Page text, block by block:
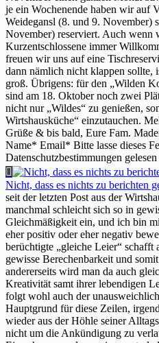
je ein Wochenende haben wir auf
Weidegansl (8. und 9. November)
November) reserviert. Auch wenn
Kurzentschlossene immer
freuen wir uns auf eine
dann nämlich nicht klappen sollte,
groß. Übrigens: für den „Wilden
sind am 18. Oktober noch zwei
nicht nur „Wildes“ zu genießen,
Wirtshausküche“ einzutauchen.
Grüße & bis bald, Eure Fam.
Name* Email* Bitte lasse dieses
Datenschutzbestimmungen
Nicht, dass es nichts zu berichten
seit der letzten Post aus der
manchmal schleicht sich so in
Gleichmäßigkeit ein, und ich bin
eher positiv oder eher negativ
berüchtigte „gleiche Leier“
gewisse Berechenbarkeit und
andererseits wird man da auch
Kreativität samt ihrer lebendigen
folgt wohl auch der
Hauptgrund für diese Zeilen,
wieder aus der Höhle seiner
nicht um die Ankündigung zu